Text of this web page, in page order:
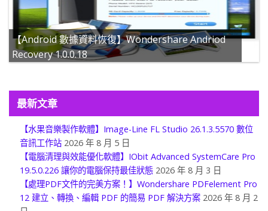
【Android 數據資料恢復】Wondershare Andriod
Recovery 1.0.0.18
最新文章
【水果音樂製作軟體】Image-Line FL Studio 26.1.3.5570 數位
音訊工作站 2026 年 8 月 5 日
【電腦清理與效能優化軟體】IObit Advanced SystemCare Pro
19.5.0.226 讓你的電腦保持最佳狀態 2026 年 8 月 3 日
【處理PDF文件的完美方案！】Wondershare PDFelement Pro
12 建立、轉換、編輯 PDF 的簡易 PDF 解決方案 2026 年 8 月 2